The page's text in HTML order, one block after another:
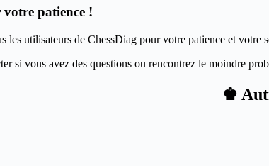
patience !
les utilisateurs de ChessDiag pour votre patience et
si vous avez des questions ou rencontrez le moindre
♚